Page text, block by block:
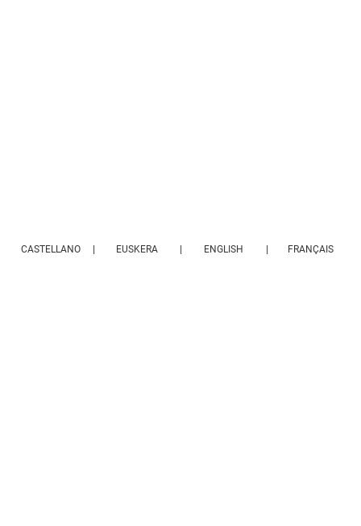
CASTELLANO | EUSKERA | ENGLISH | FRANÇAIS